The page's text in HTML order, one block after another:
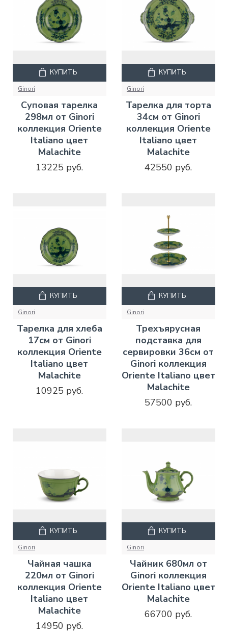
Ginori
Суповая тарелка
298мл от Ginori
коллекция Oriente
Italiano цвет
Malachite
13225 руб.
КУПИТЬ
Ginori
Тарелка для торта
34см от Ginori
коллекция Oriente
Italiano цвет
Malachite
42550 руб.
КУПИТЬ
Ginori
Тарелка для хлеба
17см от Ginori
коллекция Oriente
Italiano цвет
Malachite
10925 руб.
КУПИТЬ
Ginori
Трехъярусная
подставка для
сервировки 36см от
Ginori коллекция
Oriente Italiano цвет
Malachite
57500 руб.
КУПИТЬ
Ginori
Чайная чашка
220мл от Ginori
коллекция Oriente
Italiano цвет
Malachite
14950 руб.
КУПИТЬ
Ginori
Чайник 680мл от
Ginori коллекция
Oriente Italiano цвет
Malachite
66700 руб.
КУПИТЬ